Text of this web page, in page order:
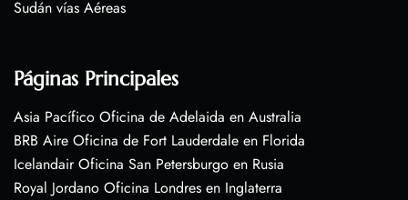
Sudán vías Aéreas
Páginas Principales
Asia Pacífico Oficina de Adelaida en Australia
BRB Aire Oficina de Fort Lauderdale en Florida
Icelandair Oficina San Petersburgo en Rusia
Royal Jordano Oficina Londres en Inglaterra